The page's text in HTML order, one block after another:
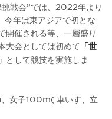
戦会”では、2022年より
年は東アジアで初とな
開催される等、一層盛り
大会としては初めて 「世
として競技を実施しま
女子100m( 車いす、立